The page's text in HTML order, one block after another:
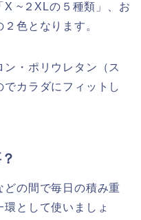
X ~２XLの５種類」、お
色となります。
・ポリウレタン（ス
カラダにフィットし
の間で毎日の積み重
として使いましょ